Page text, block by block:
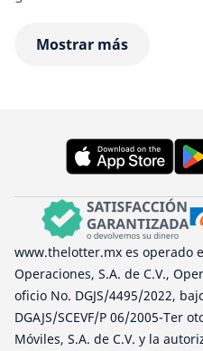
Mostrar más
www.thelotter.mx es operado
Operaciones, S.A. de C.V.,
oficio No. DGJS/4495/2022,
DGAJS/SCEVF/P 06/2005-Ter
Móviles, S.A. de C.V. y la